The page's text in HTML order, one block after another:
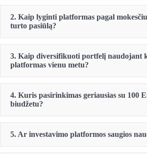
2. Kaip lyginti platformas pagal
turto pasiūlą?
valiutos konvertavimo mokesčius.
Įvertinkite siūlomas turto klases (ETF,
obligacijos, kripto ir kt.).
Geriausia praktika yra naudoti
palyginimui. Pavyzdžiui, kaip mūsų
ankstesniame pavyzdyje su 1 000 Eur
3. Kaip diversifikuoti portfelį naudojant
platformas vienu metu?
o „Revolut” tinka nedidelėms
kriptovaliutųeksperimentams.
4. Kuris pasirinkimas geriausias su 100
biudžetu?
5. Ar investavimo platformos saugios